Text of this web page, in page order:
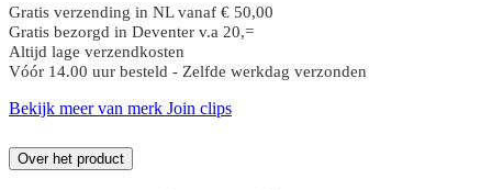
Gratis verzending in NL vanaf € 50,00
Gratis bezorgd in Deventer v.a 20,=
Altijd lage verzendkosten
Vóór 14.00 uur besteld - Zelfde werkdag verzonden
Bekijk meer van merk Join clips
Over het product